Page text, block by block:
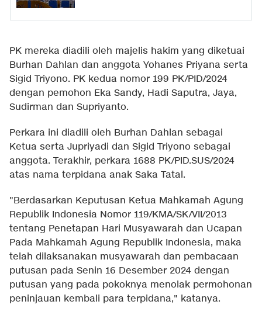
PK mereka diadili oleh majelis hakim yang diketuai
Burhan Dahlan dan anggota Yohanes Priyana serta
Sigid Triyono. PK kedua nomor 199 PK/PID/2024
dengan pemohon Eka Sandy, Hadi Saputra, Jaya,
Sudirman dan Supriyanto.
Perkara ini diadili oleh Burhan Dahlan sebagai
Ketua serta Jupriyadi dan Sigid Triyono sebagai
anggota. Terakhir, perkara 1688 PK/PID.SUS/2024
atas nama terpidana anak Saka Tatal.
"Berdasarkan Keputusan Ketua Mahkamah Agung
Republik Indonesia Nomor 119/KMA/SK/VII/2013
tentang Penetapan Hari Musyawarah dan Ucapan
Pada Mahkamah Agung Republik Indonesia, maka
telah dilaksanakan musyawarah dan pembacaan
putusan pada Senin 16 Desember 2024 dengan
putusan yang pada pokoknya menolak permohonan
peninjauan kembali para terpidana," katanya.